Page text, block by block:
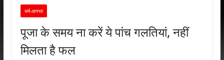
धर्म-आस्था
पूजा के समय ना करें ये पांच गलतियां, नहीं
मिलता है फल